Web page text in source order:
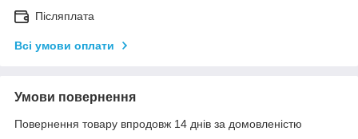
Післяплата
Всі умови оплати
Умови повернення
Повернення товару впродовж 14 днів за домовленістю